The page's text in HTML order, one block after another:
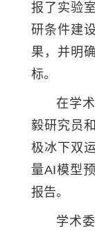
报了实验
研条件建
果，并明
标。
在学
毅研究员
极冰下双
量AI模型
报告。
学术